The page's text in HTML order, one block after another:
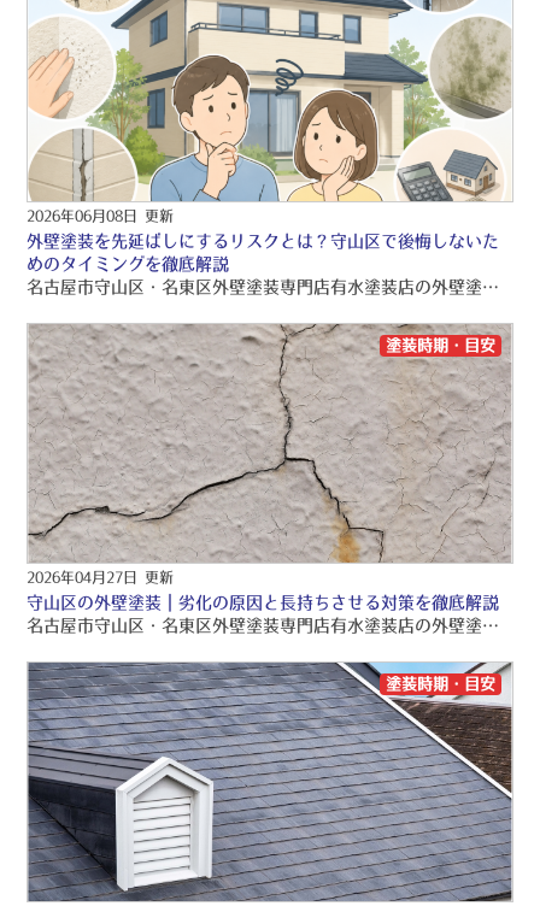
2026年06月08日 更新
外壁塗装を先延ばしにするリスクとは？守山区で後悔しないた
めのタイミングを徹底解説
名古屋市守山区・名東区外壁塗装専門店有水塗装店の外壁塗装ブログをお読みくださり、誠にありがとうございますo(〃＾▽＾〃)o 名古屋市守山区・名東区を中心に、品質保証の外壁塗装・屋根塗装・雨漏り工事をご提供しております！！ 引き続きブログをお読みいただき、より良い外壁塗装・屋根塗装・雨漏り工事にして頂きたいです(/≧▽≦)/
2026年04月27日 更新
守山区の外壁塗装｜劣化の原因と長持ちさせる対策を徹底解説
名古屋市守山区・名東区外壁塗装専門店有水塗装店の外壁塗装ブログをお読みくださり、誠にありがとうございますo(〃＾▽＾〃)o 名古屋市守山区・名東区を中心に、品質保証の外壁塗装・屋根塗装・雨漏り工事をご提供しております！！ 引き続きブログをお読みいただき、より良い外壁塗装・屋根塗装・雨漏り工事にして頂きたいです(/≧▽≦)/
塗装時期・目安
塗装時期・目安